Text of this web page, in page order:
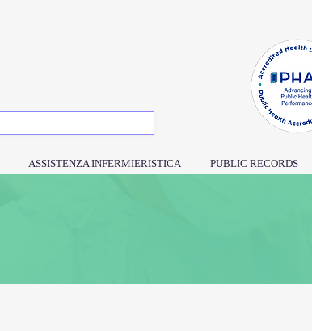
ASSISTENZA INFERMIERISTICA PUBLIC RECORDS